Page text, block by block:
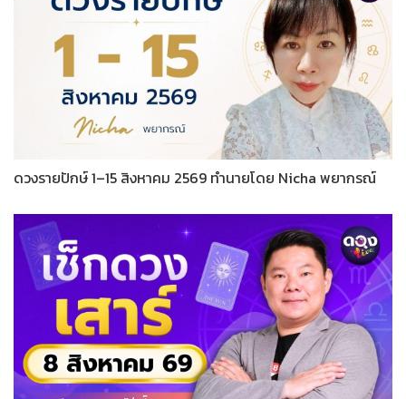
ดวงรายปักษ์ 1–15 สิงหาคม 2569 ทำนายโดย Nicha พยากรณ์